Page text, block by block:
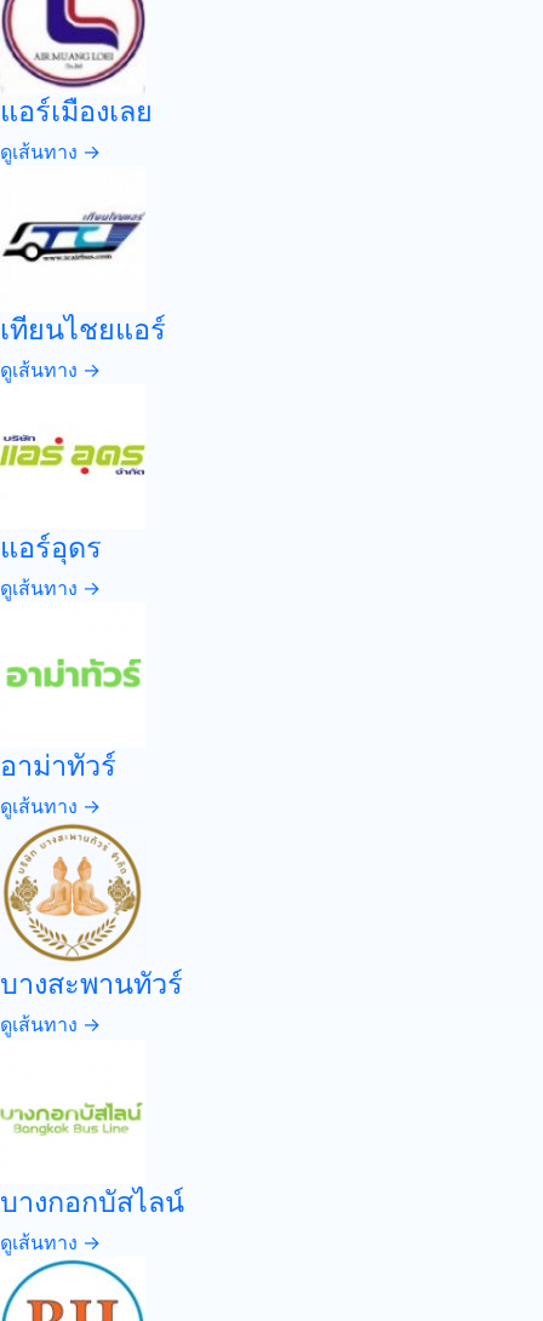
แอร์เมืองเลย
ดูเส้นทาง →
เทียนไชยแอร์
ดูเส้นทาง →
แอร์อุดร
ดูเส้นทาง →
อาม่าทัวร์
ดูเส้นทาง →
บางสะพานทัวร์
ดูเส้นทาง →
บางกอกบัสไลน์
ดูเส้นทาง →